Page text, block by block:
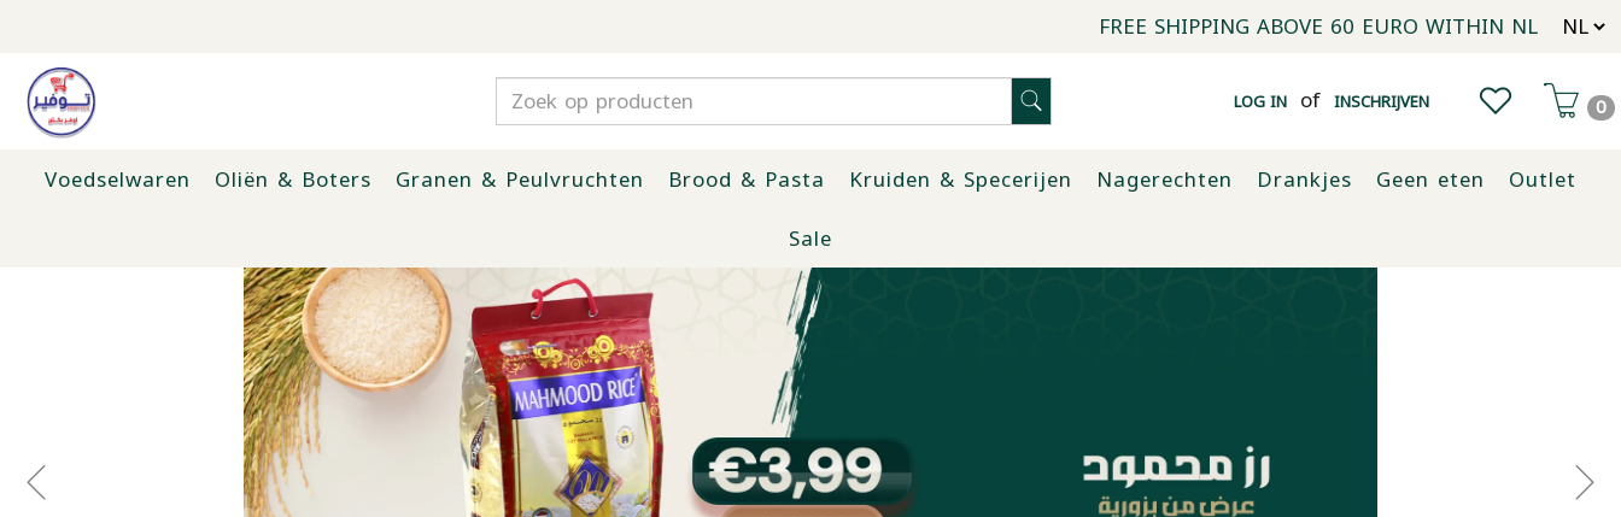
FREE SHIPPING ABOVE 60 EURO WITHIN NL
LOG IN of INSCHRIJVEN 0
Voedselwaren Oliën & Boters Granen & Peulvruchten Brood & Pasta Kruiden & Specerijen Nagerechten Drankjes Geen eten
Outlet
Sale